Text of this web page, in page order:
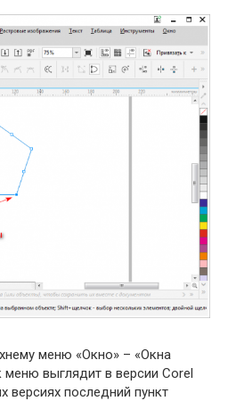
меню «Окно» – «Окна
меню выглядит в версии Corel
версиях последний пункт